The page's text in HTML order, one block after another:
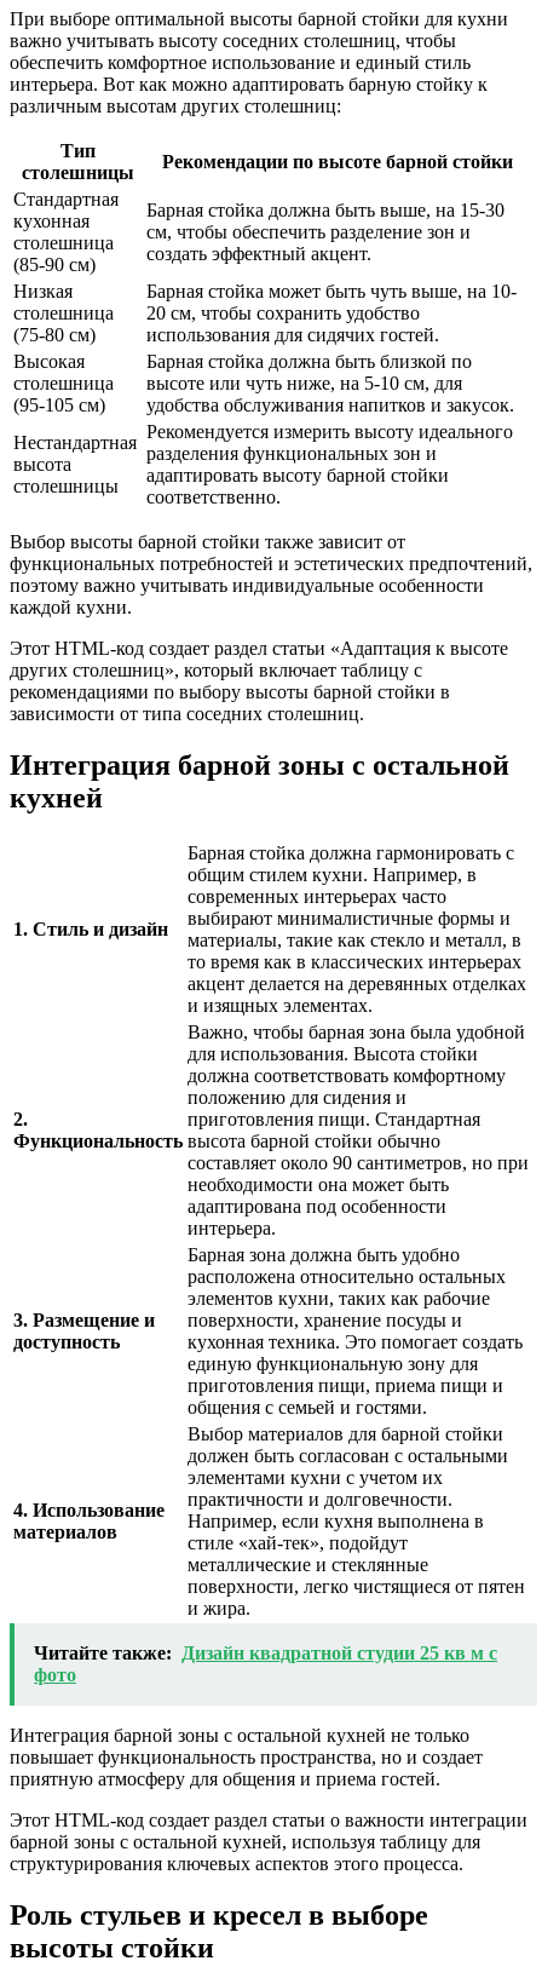
При выборе оптимальной высоты барной стойки для кухни
важно учитывать высоту соседних столешниц, чтобы
обеспечить комфортное использование и единый стиль
интерьера. Вот как можно адаптировать барную стойку к
различным высотам других столешниц:
Тип
столешницы
Рекомендации по высоте барной стойки
Стандартная
кухонная
столешница
(85-90 см)
Барная стойка должна быть выше, на 15-30
см, чтобы обеспечить разделение зон и
создать эффектный акцент.
Низкая
столешница
(75-80 см)
Барная стойка может быть чуть выше, на 10-
20 см, чтобы сохранить удобство
использования для сидячих гостей.
Высокая
столешница
(95-105 см)
Барная стойка должна быть близкой по
высоте или чуть ниже, на 5-10 см, для
удобства обслуживания напитков и закусок.
Нестандартная
высота
столешницы
Рекомендуется измерить высоту идеального
разделения функциональных зон и
адаптировать высоту барной стойки
соответственно.
Выбор высоты барной стойки также зависит от
функциональных потребностей и эстетических предпочтений,
поэтому важно учитывать индивидуальные особенности
каждой кухни.
Этот HTML-код создает раздел статьи «Адаптация к высоте
других столешниц», который включает таблицу с
рекомендациями по выбору высоты барной стойки в
зависимости от типа соседних столешниц.
Интеграция барной зоны с остальной
кухней
1. Стиль и дизайн
Барная стойка должна гармонировать с
общим стилем кухни. Например, в
современных интерьерах часто
выбирают минималистичные формы и
материалы, такие как стекло и металл, в
то время как в классических интерьерах
акцент делается на деревянных отделках
и изящных элементах.
2.
Функциональность
Важно, чтобы барная зона была удобной
для использования. Высота стойки
должна соответствовать комфортному
положению для сидения и
приготовления пищи. Стандартная
высота барной стойки обычно
составляет около 90 сантиметров, но при
необходимости она может быть
адаптирована под особенности
интерьера.
3. Размещение и
доступность
Барная зона должна быть удобно
расположена относительно остальных
элементов кухни, таких как рабочие
поверхности, хранение посуды и
кухонная техника. Это помогает создать
единую функциональную зону для
приготовления пищи, приема пищи и
общения с семьей и гостями.
4. Использование
материалов
Выбор материалов для барной стойки
должен быть согласован с остальными
элементами кухни с учетом их
практичности и долговечности.
Например, если кухня выполнена в
стиле «хай-тек», подойдут
металлические и стеклянные
поверхности, легко чистящиеся от пятен
и жира.
Читайте также:
Дизайн квадратной студии 25 кв м с
фото
Интеграция барной зоны с остальной кухней не только
повышает функциональность пространства, но и создает
приятную атмосферу для общения и приема гостей.
Этот HTML-код создает раздел статьи о важности интеграции
барной зоны с остальной кухней, используя таблицу для
структурирования ключевых аспектов этого процесса.
Роль стульев и кресел в выборе
высоты стойки